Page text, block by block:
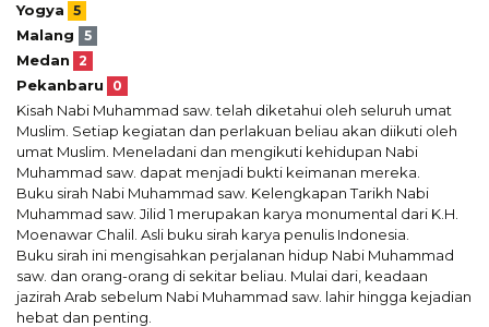
Yogya 5
Malang 5
Medan 2
Pekanbaru 0
Kisah Nabi Muhammad saw. telah diketahui oleh seluruh umat
Muslim. Setiap kegiatan dan perlakuan beliau akan diikuti oleh
umat Muslim. Meneladani dan mengikuti kehidupan Nabi
Muhammad saw. dapat menjadi bukti keimanan mereka.
Buku sirah Nabi Muhammad saw. Kelengkapan Tarikh Nabi
Muhammad saw. Jilid 1 merupakan karya monumental dari K.H.
Moenawar Chalil. Asli buku sirah karya penulis Indonesia.
Buku sirah ini mengisahkan perjalanan hidup Nabi Muhammad
saw. dan orang-orang di sekitar beliau. Mulai dari, keadaan
jazirah Arab sebelum Nabi Muhammad saw. lahir hingga kejadian
hebat dan penting.